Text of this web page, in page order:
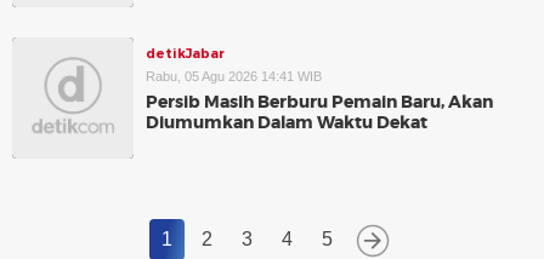
detikJabar
Rabu, 05 Agu 2026 14:41 WIB
Persib Masih Berburu Pemain Baru, Akan
Diumumkan Dalam Waktu Dekat
1 2 3 4 5